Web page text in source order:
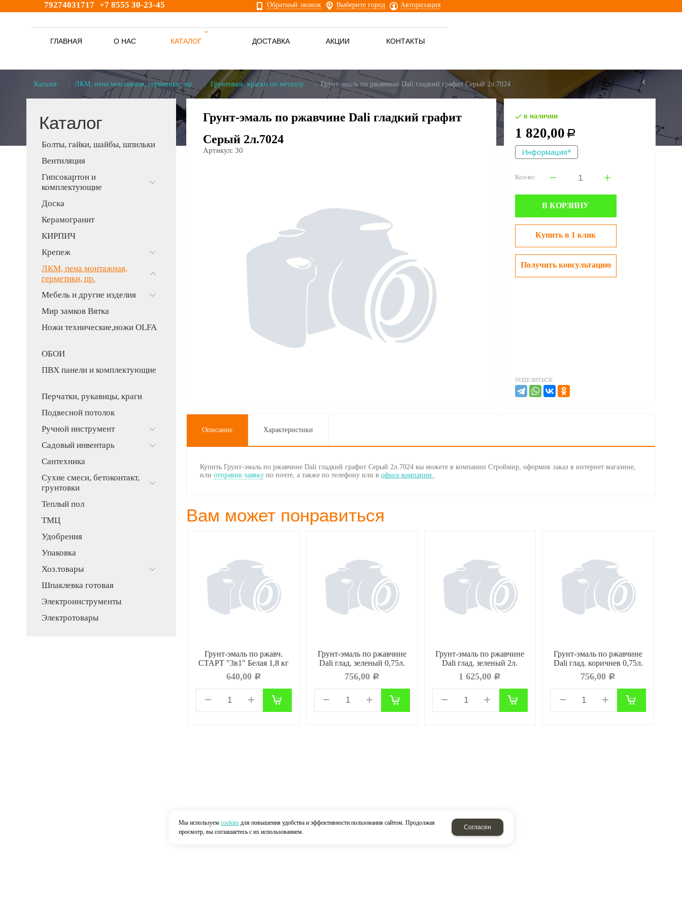
79274031717 +7 8555 30-23-45 Обратный звонок Выберите город Авторизация
ГЛАВНАЯ О НАС КАТАЛОГ ДОСТАВКА АКЦИИ КОНТАКТЫ
Каталог
ЛКМ, пена монтажная, герметики, пр. Грунтовки, краски по металлу Грунт-эмаль по ржавчине Dali гладкий графит Серый 2л.7024
Каталог
Болты, гайки, шайбы, шпильки
Вентиляция
Гипсокартон и
комплектующие
Доска
Керамогранит
КИРПИЧ
Крепеж
ЛКМ, пена монтажная,
герметики, пр.
Мебель и другие изделия
Мир замков Вятка
Ножи технические,ножи OLFA
ОБОИ
ПВХ панели и комплектующие
Перчатки, рукавицы, краги
Подвесной потолок
Ручной инструмент
Садовый инвентарь
Сантехника
Сухие смеси, бетоконтакт,
грунтовки
Теплый пол
ТМЦ
Удобрения
Упаковка
Хоз.товары
Шпаклевка готовая
Электроинструменты
Электротовары
Грунт-эмаль по ржавчине Dali гладкий графит
Серый 2л.7024
Артикул: 30
в наличии
1 820,00 Р
Информация*
Кол-во:
В КОРЗИНУ
Купить в 1 клик
Получить консультацию
ПОДЕЛИТЬСЯ:
Описание Характеристики
Купить Грунт-эмаль по ржавчине Dali гладкий графит Серый 2л.7024 вы можете в компании Строймир, оформив заказ в интернет магазине,
или отправив заявку по почте, а также по телефону или в офисе компании .
Вам может понравиться
Грунт-эмаль по ржавч.
СТАРТ "3в1" Белая 1,8 кг
640,00 Р
Грунт-эмаль по ржавчине
Dali глад. зеленый 0,75л.
756,00 Р
Грунт-эмаль по ржавчине
Dali глад. зеленый 2л.
1 625,00 Р
Грунт-эмаль по ржавчине
Dali глад. коричнев 0,75л.
756,00 Р
Мы используем cookies для повышения удобства и эффективности пользования сайтом. Продолжая
просмотр, вы соглашаетесь с их использованием.
Согласен